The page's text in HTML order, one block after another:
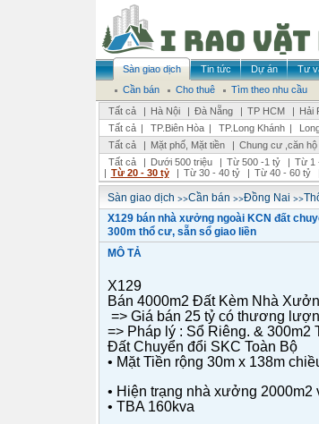
Sàn giao dịch Tin tức Dự án Tư
Cần bán
Cho thuê
Tìm theo nhu cầu
Tất cả
| Hà Nội | Đà Nẵng | TP HCM | Hải
Tất cả | TP.Biên Hòa | TP.Long Khánh |
Tất cả
| Mặt phố, Mặt tiền | Chung cư ,căn hộ
Tất cả
| Dưới 500 triệu | Từ 500 -1 tỷ | Từ 1
| Từ 20 - 30 tỷ | Từ 30 - 40 tỷ | Từ 40 - 60 tỷ
Sàn giao dịch >>Cần bán >>Đồng Nai >>
X129 bán nhà xưởng ngoài KCN đất
300m thổ cư, sẵn sổ giao liền
MÔ TẢ
X129
Bán 4000m2 Đất Kèm Nhà
=> Giá bán 25 tỷ có thương
=> Pháp lý : Sổ Riêng. & 300m2
Đất Chuyển đổi SKC Toàn Bộ
• Mặt Tiền rộng 30m x 138m
• Hiện trạng nhà xưởng 2000m2
• TBA 160kva